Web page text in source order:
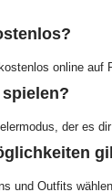
online auf
der es
und Outfits